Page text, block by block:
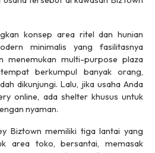
konsep area ritel dan hunian
minimalis yang fasilitasnya
menemukan multi-purpose plaza
berkumpul banyak orang,
dikunjungi. Lalu, jika usaha Anda
online, ada shelter khusus untuk
nyaman.
Biztown memiliki tiga lantai yang
area toko, bersantai, memasak